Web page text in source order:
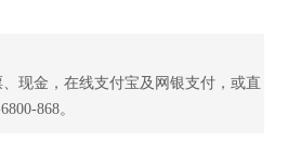
现金，在线支付宝及网银支付，或直
868。